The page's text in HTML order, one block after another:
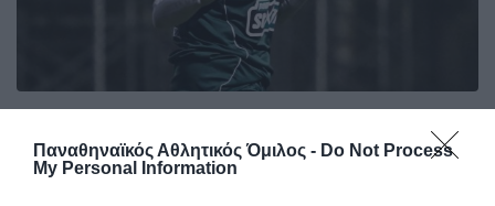
Παναθηναϊκός Αθλητικός Όμιλος - Do Not Process
My Personal Information
Ο Παναθηναϊκός νίκησε με 6-0 το Νέο Ικόνιο στον πρώτο
αγώνα για τις θέσεις 3-4 του πρωταθλήματος futsal